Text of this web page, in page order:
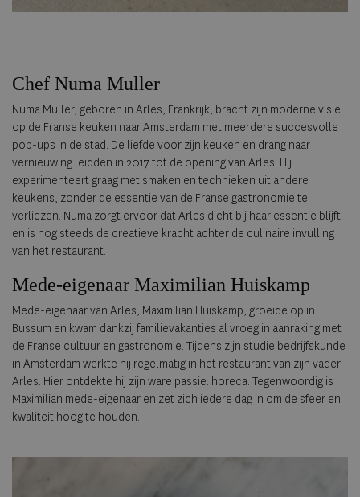
Chef Numa Muller
Numa Muller, geboren in Arles, Frankrijk, bracht zijn moderne visie
op de Franse keuken naar Amsterdam met meerdere succesvolle
pop-ups in de stad. De liefde voor zijn keuken en drang naar
vernieuwing leidden in 2017 tot de opening van Arles. Hij
experimenteert graag met smaken en technieken uit andere
keukens, zonder de essentie van de Franse gastronomie te
verliezen. Numa zorgt ervoor dat Arles dicht bij haar essentie blijft
en is nog steeds de creatieve kracht achter de culinaire invulling
van het restaurant.
Mede-eigenaar Maximilian Huiskamp
Mede-eigenaar van Arles, Maximilian Huiskamp, groeide op in
Bussum en kwam dankzij familievakanties al vroeg in aanraking met
de Franse cultuur en gastronomie. Tijdens zijn studie bedrijfskunde
in Amsterdam werkte hij regelmatig in het restaurant van zijn vader:
Arles. Hier ontdekte hij zijn ware passie: horeca. Tegenwoordig is
Maximilian mede-eigenaar en zet zich iedere dag in om de sfeer en
kwaliteit hoog te houden.